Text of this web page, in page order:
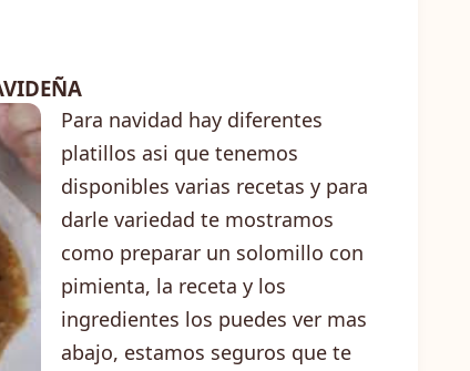
Para navidad hay diferentes
platillos asi que tenemos
disponibles varias recetas y para
darle variedad te mostramos
como preparar un solomillo con
pimienta, la receta y los
ingredientes los puedes ver mas
abajo, estamos seguros que te